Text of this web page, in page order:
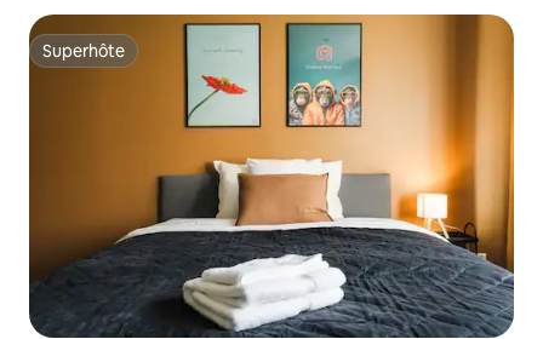
Superhôte
Superhôte